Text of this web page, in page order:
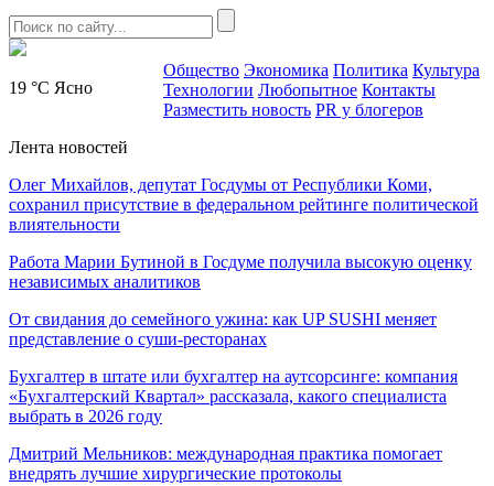
19 °C Ясно
Общество Экономика Политика Культура
Технологии Любопытное Контакты
Разместить новость PR у блогеров
Лента новостей
Олег Михайлов, депутат Госдумы от Республики Коми,
сохранил присутствие в федеральном рейтинге политической
влиятельности
Работа Марии Бутиной в Госдуме получила высокую оценку
независимых аналитиков
От свидания до семейного ужина: как UP SUSHI меняет
представление о суши-ресторанах
Бухгалтер в штате или бухгалтер на аутсорсинге: компания
«Бухгалтерский Квартал» рассказала, какого специалиста
выбрать в 2026 году
Дмитрий Мельников: международная практика помогает
внедрять лучшие хирургические протоколы